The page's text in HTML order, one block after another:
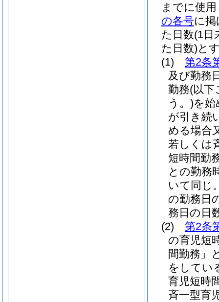
までに使
の各号に
た日数(1日
た日数)と
(1)
第2条
及び勤務
勤務(以下
う。)を始
が引き続
める場合
若しくは
短時間勤
との勤務
いて同じ
の勤務日
務日の日
(2)
第2条
の育児短
間勤務」
をしてい
育児短時
斉一型育